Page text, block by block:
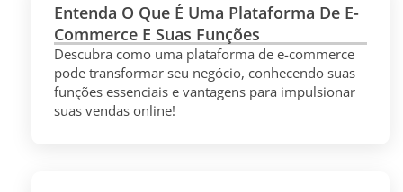
Entenda O Que É Uma Plataforma De E-
Commerce E Suas Funções
Descubra como uma plataforma de e-commerce
pode transformar seu negócio, conhecendo suas
funções essenciais e vantagens para impulsionar
suas vendas online!